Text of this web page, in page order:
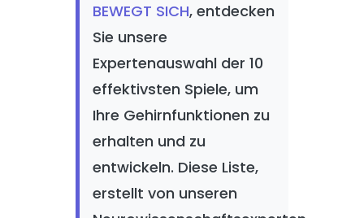
BEWEGT SICH, entdecken
Sie unsere
Expertenauswahl der 10
effektivsten Spiele, um
Ihre Gehirnfunktionen zu
erhalten und zu
entwickeln. Diese Liste,
erstellt von unseren